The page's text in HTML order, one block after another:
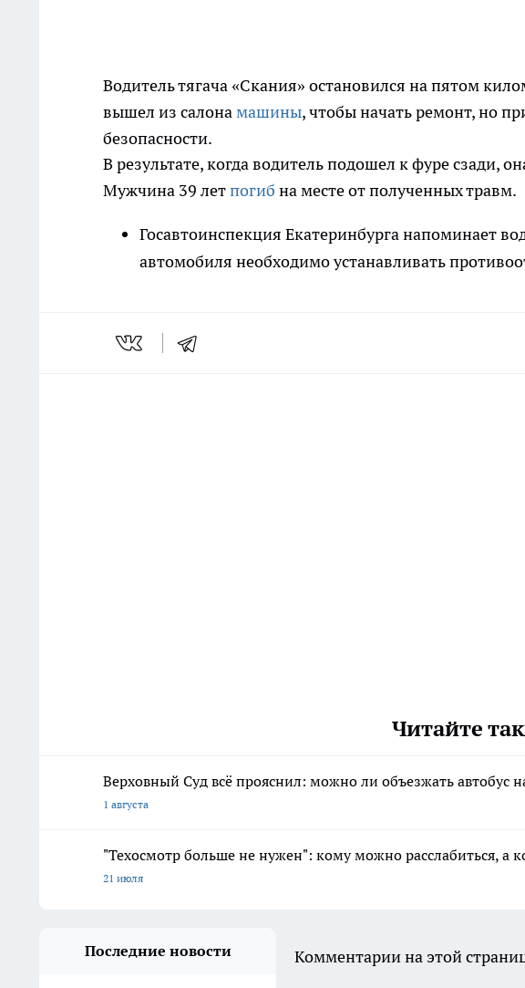
Водитель тягача «Скания» остановился на пятом
вышел из салонамашины, чтобы начать ремонт, но
безопасности.
В результате, когда водитель подошел к фуре сзади,
Мужчина 39 летпогиб на месте от полученных травм.
Госавтоинспекция Екатеринбурга напоминает
автомобиля необходимо устанавливать
Читайте
Верховный Суд всё прояснил: можно ли объезжать автобус
1 августа
"Техосмотр больше не нужен": кому можно расслабиться, а
21 июля
Последние новости Комментарии на этой